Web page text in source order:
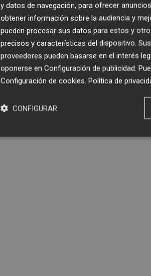
y datos de navegación, para ofrecer
obtener información sobre la audiencia y
pueden procesar sus datos para estos y
precisos y características del dispositivo.
proveedores pueden basarse en el interés
oponerse en Configuración de publicidad.
Configuración de cookies. Política de
CONFIGURAR